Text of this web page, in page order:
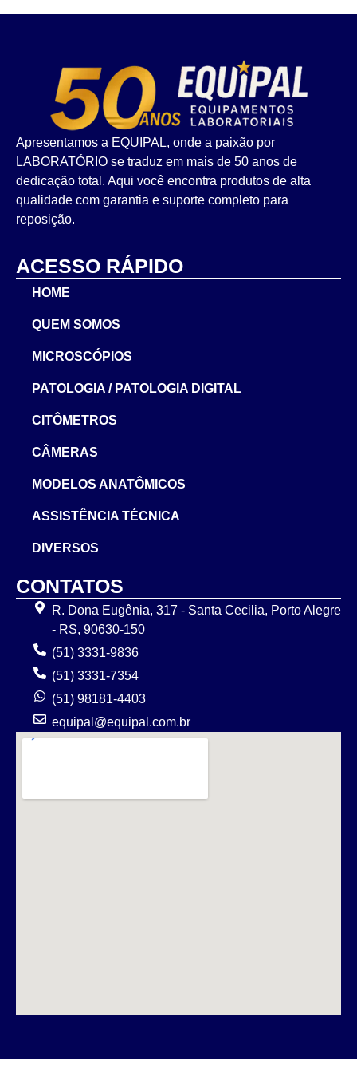
Apresentamos a EQUIPAL, onde a paixão por
LABORATÓRIO se traduz em mais de 50 anos de
dedicação total. Aqui você encontra produtos de alta
qualidade com garantia e suporte completo para
reposição.
ACESSO RÁPIDO
HOME
QUEM SOMOS
MICROSCÓPIOS
PATOLOGIA / PATOLOGIA DIGITAL
CITÔMETROS
CÂMERAS
MODELOS ANATÔMICOS
ASSISTÊNCIA TÉCNICA
DIVERSOS
CONTATOS
R. Dona Eugênia, 317 - Santa Cecilia, Porto Alegre
- RS, 90630-150
(51) 3331-9836
(51) 3331-7354
(51) 98181-4403
equipal@equipal.com.br